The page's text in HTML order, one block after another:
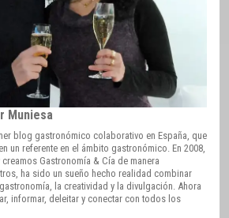
Muniesa
blog gastronómico colaborativo en España, que
un referente en el ámbito gastronómico. En 2008,
Gastronomía & Cía de manera
ha sido un sueño hecho realidad combinar
la creatividad y la divulgación. Ahora
informar, deleitar y conectar con todos los